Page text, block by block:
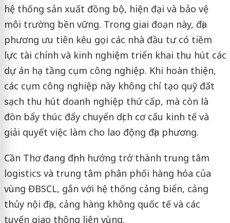
hệ thống sản xuất đồng bộ, hiện đại và bảo vệ
môi trường bền vững. Trong giai đoạn này, địa
phương ưu tiên kêu gọi các nhà đầu tư có tiềm
lực tài chính và kinh nghiệm triển khai thu hút các
dự án hạ tầng cụm công nghiệp. Khi hoàn thiện,
các cụm công nghiệp này không chỉ tạo quỹ đất
sạch thu hút doanh nghiệp thứ cấp, mà còn là
đòn bẩy thúc đẩy chuyển dịch cơ cấu kinh tế và
giải quyết việc làm cho lao động địa phương.
Cần Thơ đang định hướng trở thành trung tâm
logistics và trung tâm phân phối hàng hóa của
vùng ĐBSCL, gắn với hệ thống cảng biển, cảng
thủy nội địa, cảng hàng không quốc tế và các
tuyến giao thông liên vùng.